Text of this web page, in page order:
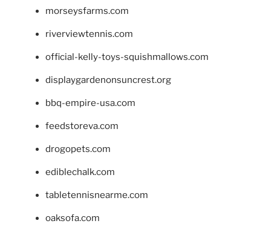
morseysfarms.com
riverviewtennis.com
official-kelly-toys-squishmallows.com
displaygardenonsuncrest.org
bbq-empire-usa.com
feedstoreva.com
drogopets.com
ediblechalk.com
tabletennisnearme.com
oaksofa.com